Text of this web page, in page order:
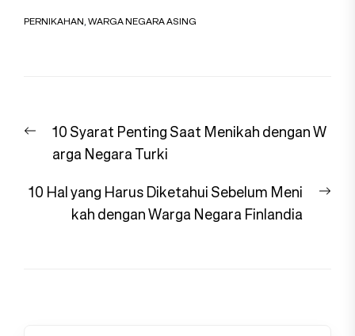
PERNIKAHAN,WARGA NEGARA ASING
pos
Previous
post:
10 Syarat Penting Saat Menikah dengan W
arga Negara Turki
10 Hal yang Harus Diketahui Sebelum Meni
kah dengan Warga Negara Finlandia